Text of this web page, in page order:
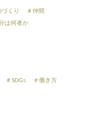
づくり
＃仲間
は何者か
＃SDGs
＃働き方